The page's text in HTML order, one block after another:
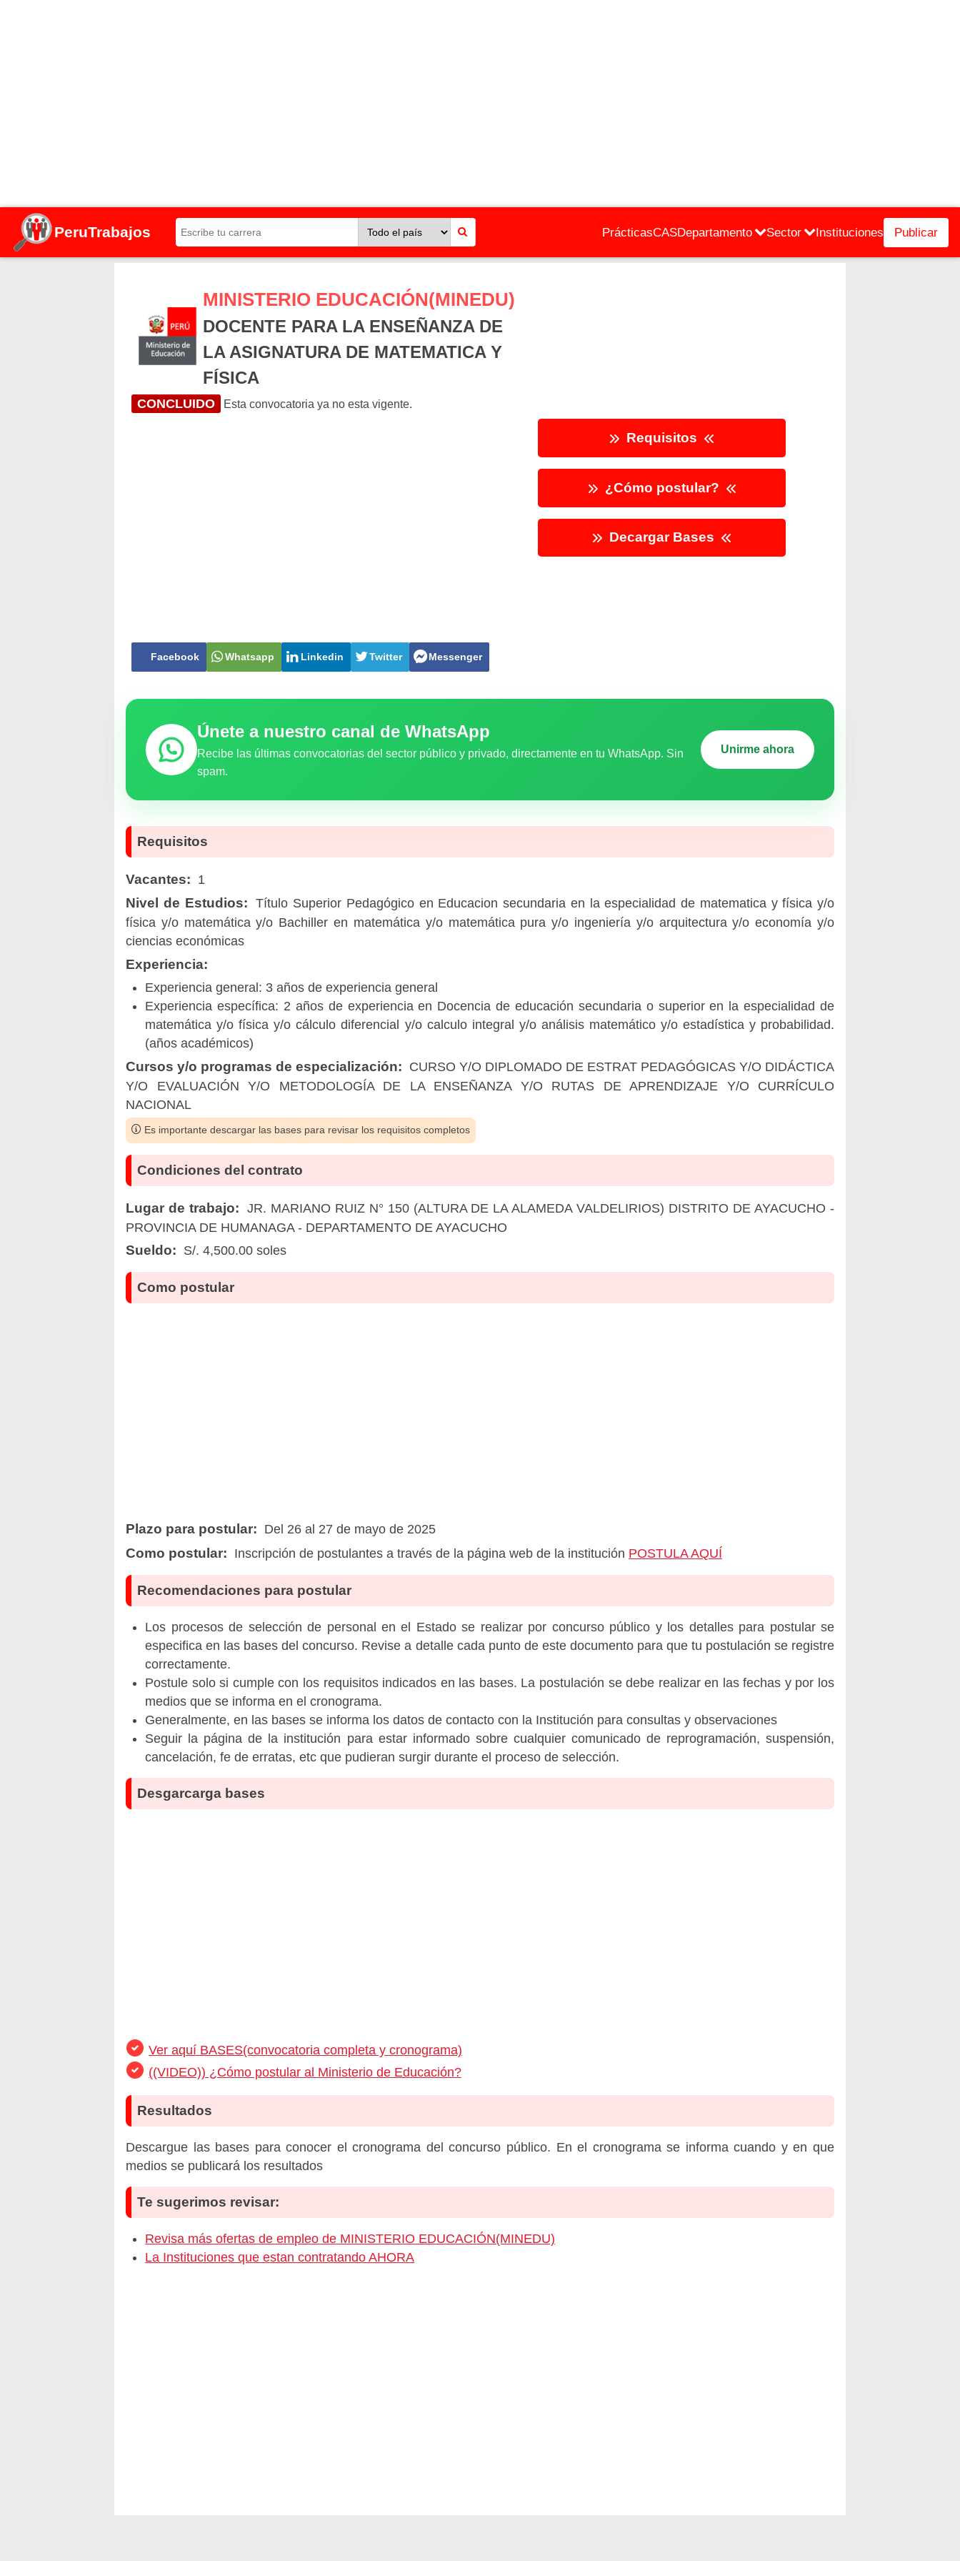
PeruTrabajos PrácticasCASDepartamento Sector Instituciones Publicar
MINISTERIO EDUCACIÓN(MINEDU)
DOCENTE PARA LA ENSEÑANZA DE
LA ASIGNATURA DE MATEMATICA Y
FÍSICA
CONCLUIDO Esta convocatoria ya no esta vigente.
Facebook Whatsapp Linkedin Twitter Messenger
Requisitos
¿Cómo postular?
Decargar Bases
Únete a nuestro canal de WhatsApp
Recibe las últimas convocatorias del sector público y privado, directamente en tu WhatsApp. Sin
spam.
Unirme ahora
Requisitos
Vacantes: 1
Nivel de Estudios: Título Superior Pedagógico en Educacion secundaria en la especialidad de matematica y física y/o
física y/o matemática y/o Bachiller en matemática y/o matemática pura y/o ingeniería y/o arquitectura y/o economía y/o
ciencias económicas
Experiencia:
Experiencia general: 3 años de experiencia general
Experiencia específica: 2 años de experiencia en Docencia de educación secundaria o superior en la especialidad de
matemática y/o física y/o cálculo diferencial y/o calculo integral y/o análisis matemático y/o estadística y probabilidad.
(años académicos)
Cursos y/o programas de especialización: CURSO Y/O DIPLOMADO DE ESTRAT PEDAGÓGICAS Y/O DIDÁCTICA
Y/O EVALUACIÓN Y/O METODOLOGÍA DE LA ENSEÑANZA Y/O RUTAS DE APRENDIZAJE Y/O CURRÍCULO
NACIONAL
Es importante descargar las bases para revisar los requisitos completos
Condiciones del contrato
Lugar de trabajo: JR. MARIANO RUIZ N° 150 (ALTURA DE LA ALAMEDA VALDELIRIOS) DISTRITO DE AYACUCHO -
PROVINCIA DE HUMANAGA - DEPARTAMENTO DE AYACUCHO
Sueldo: S/. 4,500.00 soles
Como postular
Plazo para postular: Del 26 al 27 de mayo de 2025
Como postular: Inscripción de postulantes a través de la página web de la institución POSTULA AQUÍ
Recomendaciones para postular
Los procesos de selección de personal en el Estado se realizar por concurso público y los detalles para postular se
especifica en las bases del concurso. Revise a detalle cada punto de este documento para que tu postulación se registre
correctamente.
Postule solo si cumple con los requisitos indicados en las bases. La postulación se debe realizar en las fechas y por los
medios que se informa en el cronograma.
Generalmente, en las bases se informa los datos de contacto con la Institución para consultas y observaciones
Seguir la página de la institución para estar informado sobre cualquier comunicado de reprogramación, suspensión,
cancelación, fe de erratas, etc que pudieran surgir durante el proceso de selección.
Desgarcarga bases
Ver aquí BASES(convocatoria completa y cronograma)
((VIDEO)) ¿Cómo postular al Ministerio de Educación?
Resultados
Descargue las bases para conocer el cronograma del concurso público. En el cronograma se informa cuando y en que
medios se publicará los resultados
Te sugerimos revisar:
Revisa más ofertas de empleo de MINISTERIO EDUCACIÓN(MINEDU)
La Instituciones que estan contratando AHORA